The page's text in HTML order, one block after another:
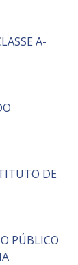
A-
DE
PÚBLICO